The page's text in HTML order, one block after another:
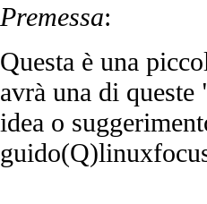
Premessa:
Questa è una
avrà una di
idea o